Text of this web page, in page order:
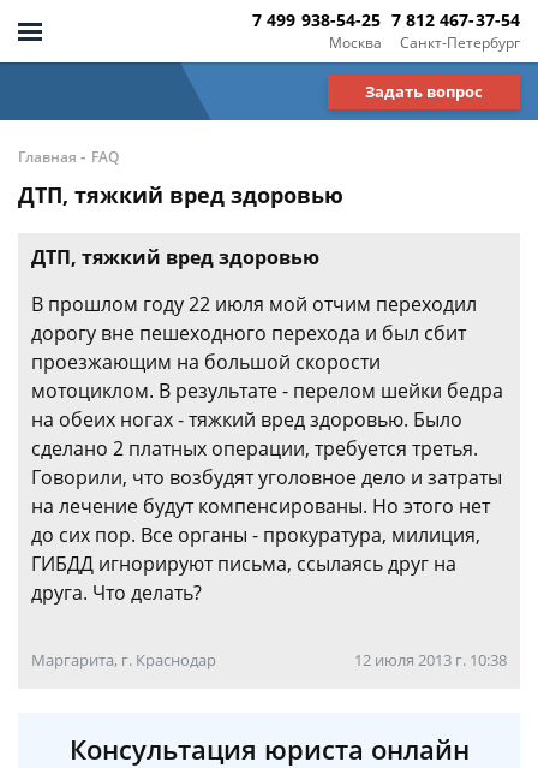
Москва
7 499 938-54-25
Санкт-Петербург
7 812 467-37-54
Задать вопрос
Главная - FAQ
ДТП, тяжкий вред здоровью
ДТП, тяжкий вред здоровью
В прошлом году 22 июля мой отчим переходил
дорогу вне пешеходного перехода и был сбит
проезжающим на большой скорости
мотоциклом. В результате - перелом шейки бедра
на обеих ногах - тяжкий вред здоровью. Было
сделано 2 платных операции, требуется третья.
Говорили, что возбудят уголовное дело и затраты
на лечение будут компенсированы. Но этого нет
до сих пор. Все органы - прокуратура, милиция,
ГИБДД игнорируют письма, ссылаясь друг на
друга. Что делать?
Маргарита, г. Краснодар 12 июля 2013 г. 10:38
Консультация юриста онлайн